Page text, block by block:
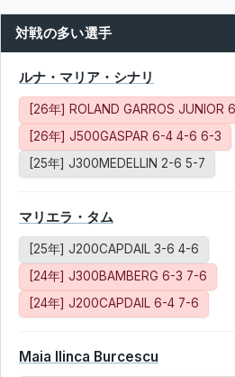
対戦の多い選手
ルナ・マリア・シナリ
[26年] ROLAND GARROS JUNIOR
[26年] J500GASPAR 6-4 4-6 6-3
[25年] J300MEDELLIN 2-6 5-7
マリエラ・タム
[25年] J200CAPDAIL 3-6 4-6
[24年] J300BAMBERG 6-3 7-6
[24年] J200CAPDAIL 6-4 7-6
Maia Ilinca Burcescu